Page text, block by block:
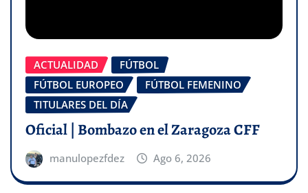
ACTUALIDAD
FÚTBOL
FÚTBOL EUROPEO
FÚTBOL FEMENINO
TITULARES DEL DÍA
Oficial | Bombazo en el Zaragoza CFF
manulopezfdez Ago 6, 2026